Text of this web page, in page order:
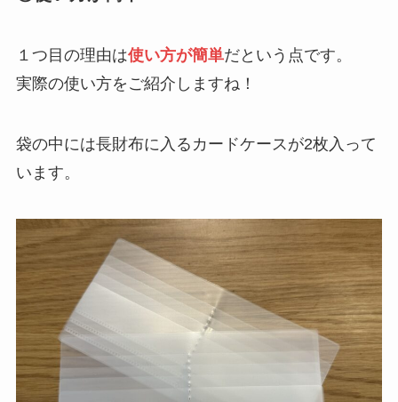
１つ目の理由は使い方が簡単だという点です。
実際の使い方をご紹介しますね！
袋の中には長財布に入るカードケースが2枚入って
います。